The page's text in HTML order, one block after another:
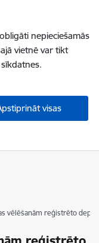
nepieciešamās
vietnē var tikt
visas
vēlēšanām reģistrēto